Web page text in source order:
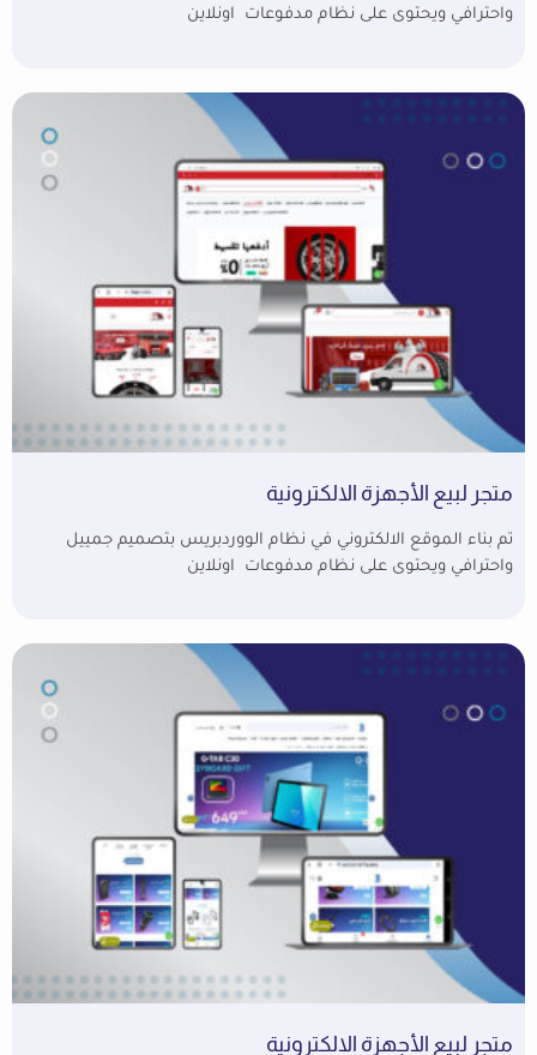
واحترافي ويحتوى على نظام مدفوعات اونلاين
متجر لبيع الأجهزة الالكترونية
تم بناء الموقع الالكتروني في نظام الووردبريس بتصميم جمييل
واحترافي ويحتوى على نظام مدفوعات اونلاين
متجر لبيع الأجهزة الالكترونية